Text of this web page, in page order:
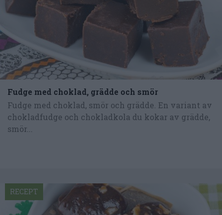
Fudge med choklad, grädde och smör
Fudge med choklad, smör och grädde. En variant av
chokladfudge och chokladkola du kokar av grädde,
smör...
RECEPT